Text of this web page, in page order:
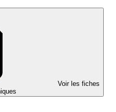
Voir les fiches